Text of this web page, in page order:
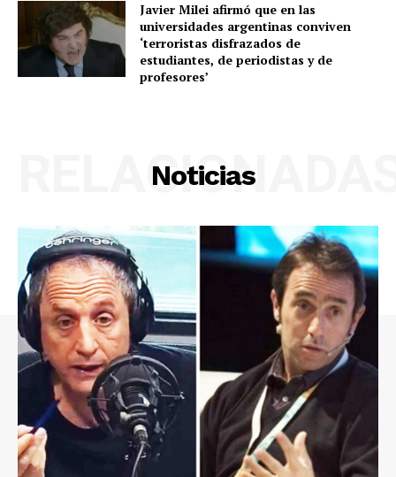
Javier Milei afirmó que en las
universidades argentinas conviven
‘terroristas disfrazados de
estudiantes, de periodistas y de
profesores’
Noticias